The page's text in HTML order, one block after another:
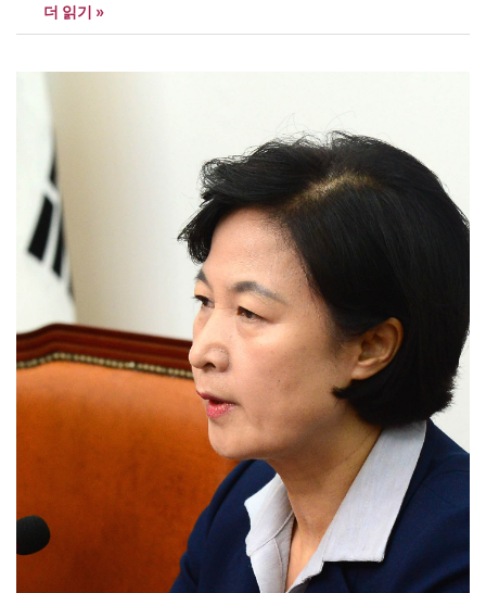
는 더 커지고 대통령이 점잖게 물러날 기회만 줄어들 뿐이다.
더 읽기 »